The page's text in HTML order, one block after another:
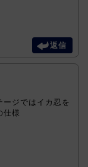
返信
ージではイカ忍を
仕様